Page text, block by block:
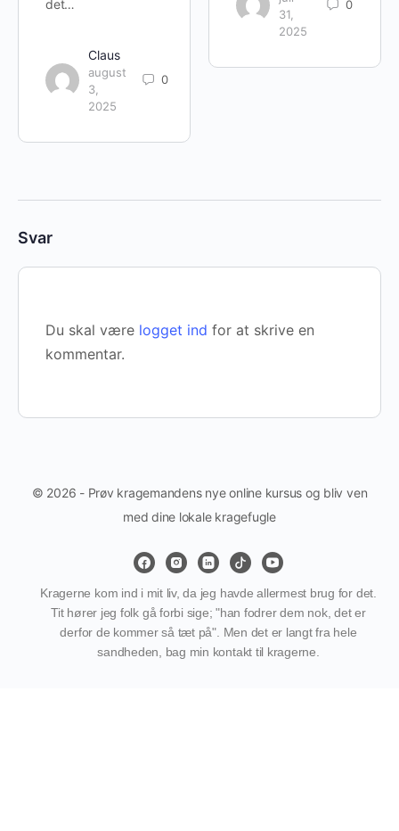
det…
Claus
august
3,
2025
0
31,
2025
0
Svar
Du skal være logget ind for at skrive en
kommentar.
© 2026 - Prøv kragemandens nye online kursus og bliv ven
med dine lokale kragefugle
Kragerne kom ind i mit liv, da jeg havde allermest brug for det.
Tit hører jeg folk gå forbi sige; "han fodrer dem nok, det er
derfor de kommer så tæt på". Men det er langt fra hele
sandheden, bag min kontakt til kragerne.